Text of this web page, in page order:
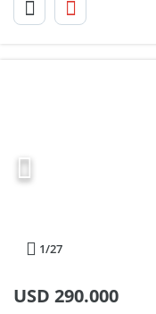
1/27
USD 290.000